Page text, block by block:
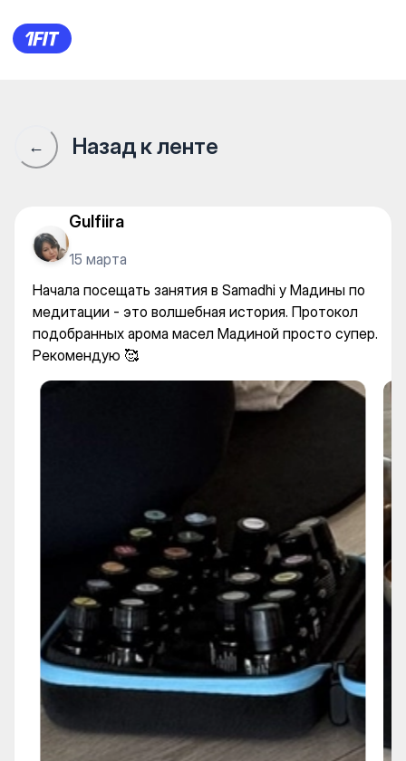
Начала посещать занятия
← Назад к ленте
Gulfiira
15 марта
Начала посещать занятия в Samadhi у Мадины по
медитации - это волшебная история. Протокол
подобранных арома масел Мадиной просто супер.
Рекомендую 🥰